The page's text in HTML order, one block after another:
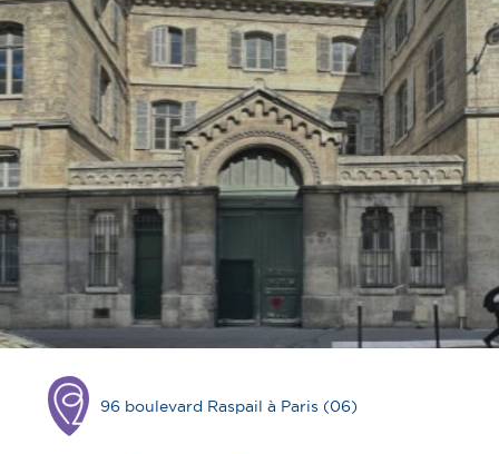
Opération
en
96 boulevard Raspail à Paris (06)